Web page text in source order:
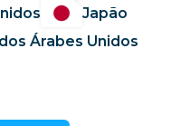
Japão
Árabes Unidos